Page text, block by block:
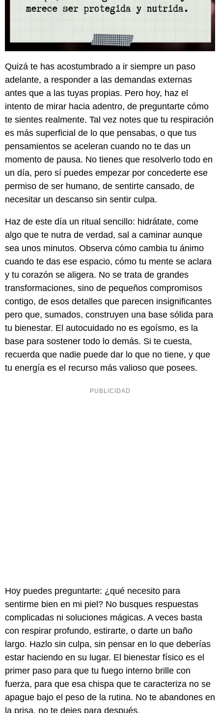
Quizá te has acostumbrado a ir siempre un paso
adelante, a responder a las demandas externas
antes que a las tuyas propias. Pero hoy, haz el
intento de mirar hacia adentro, de preguntarte cómo
te sientes realmente. Tal vez notes que tu respiración
es más superficial de lo que pensabas, o que tus
pensamientos se aceleran cuando no te das un
momento de pausa. No tienes que resolverlo todo en
un día, pero sí puedes empezar por concederte ese
permiso de ser humano, de sentirte cansado, de
necesitar un descanso sin sentir culpa.
Haz de este día un ritual sencillo: hidrátate, come
algo que te nutra de verdad, sal a caminar aunque
sea unos minutos. Observa cómo cambia tu ánimo
cuando te das ese espacio, cómo tu mente se aclara
y tu corazón se aligera. No se trata de grandes
transformaciones, sino de pequeños compromisos
contigo, de esos detalles que parecen insignificantes
pero que, sumados, construyen una base sólida para
tu bienestar. El autocuidado no es egoísmo, es la
base para sostener todo lo demás. Si te cuesta,
recuerda que nadie puede dar lo que no tiene, y que
tu energía es el recurso más valioso que posees.
Hoy puedes preguntarte: ¿qué necesito para
sentirme bien en mi piel? No busques respuestas
complicadas ni soluciones mágicas. A veces basta
con respirar profundo, estirarte, o darte un baño
largo. Hazlo sin culpa, sin pensar en lo que deberías
estar haciendo en su lugar. El bienestar físico es el
primer paso para que tu fuego interno brille con
fuerza, para que esa chispa que te caracteriza no se
apague bajo el peso de la rutina. No te abandones en
la prisa, no te dejes para después.